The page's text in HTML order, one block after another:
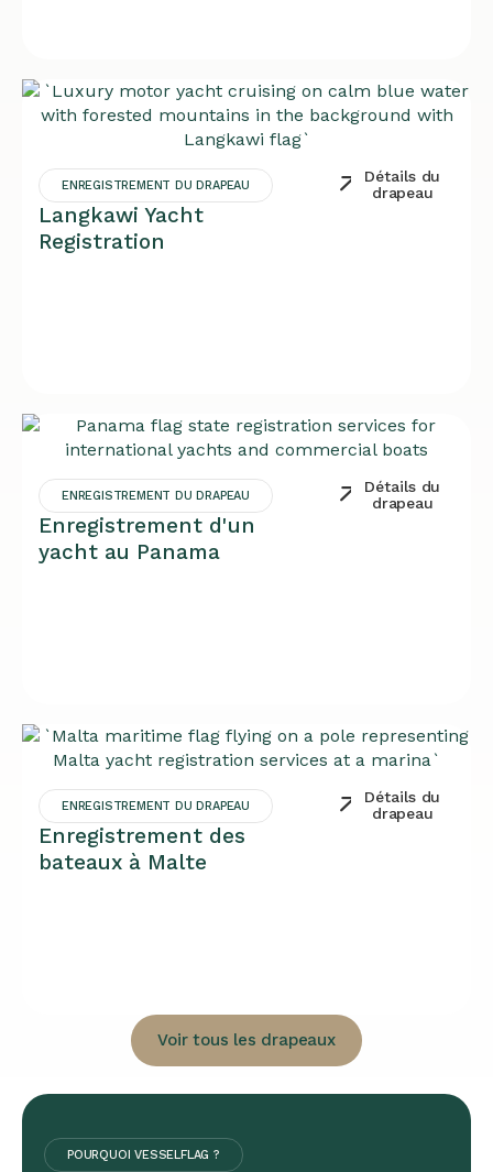
ENREGISTREMENT DU DRAPEAU
Langkawi Yacht
Registration
Détails du
drapeau
ENREGISTREMENT DU DRAPEAU
Enregistrement d'un
yacht au Panama
Détails du
drapeau
ENREGISTREMENT DU DRAPEAU
Enregistrement des
bateaux à Malte
Détails du
drapeau
Voir tous les drapeaux
POURQUOI VESSELFLAG ?